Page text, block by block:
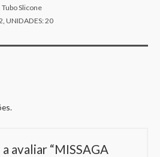
Slicone
, UNIDADES: 20
avaliar “MISSAGA